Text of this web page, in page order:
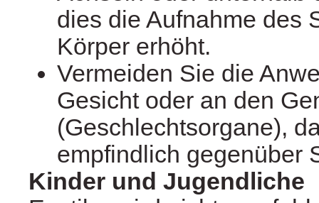
dies die Aufnahme des
Körper erhöht.
Vermeiden Sie die
Gesicht oder an den
(Geschlechtsorgane),
empfindlich gegenüber
Kinder und Jugendliche